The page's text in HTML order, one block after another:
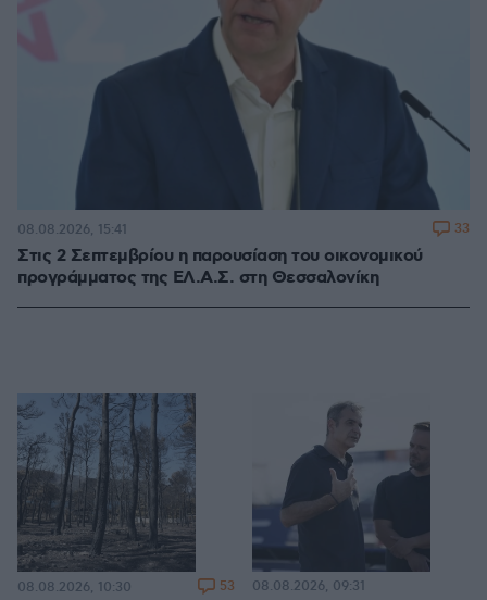
Στις 2 Σεπτεμβρίου η παρουσίαση του οικονομικού
προγράμματος της ΕΛ.Α.Σ. στη Θεσσαλονίκη
08.08.2026, 15:41 33
08.08.2026, 10:30 53 08.08.2026, 09:31